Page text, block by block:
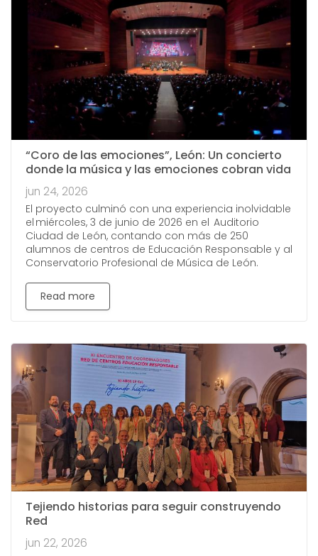
“Coro de las emociones”, León: Un concierto
donde la música y las emociones cobran vida
jun 24, 2026
El proyecto culminó con una experiencia inolvidable
el miércoles, 3 de junio de 2026 en el Auditorio
Ciudad de León, contando con más de 250
alumnos de centros de Educación Responsable y al
Conservatorio Profesional de Música de León.
Read more
Tejiendo historias para seguir construyendo
Red
jun 22, 2026